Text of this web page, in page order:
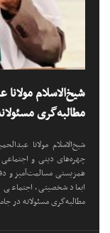
شیخ‌الاسلام
مطالبه‌گری
شیخ‌الاسلام مولانا
چهره‌های دینی و
همزیستی مسالمت‌آمیز و
ابعاد شخصیتی،
مطالبه‌گری مسئولانه در